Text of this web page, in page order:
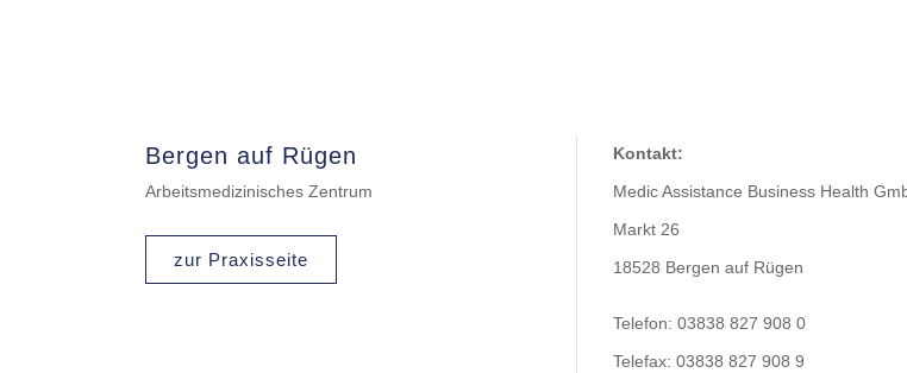
Bergen auf Rügen
Arbeitsmedizinisches Zentrum
zur Praxisseite
Kontakt:
Medic Assistance Business Health
Markt 26
18528 Bergen auf Rügen
Telefon: 03838 827 908 0
Telefax: 03838 827 908 9